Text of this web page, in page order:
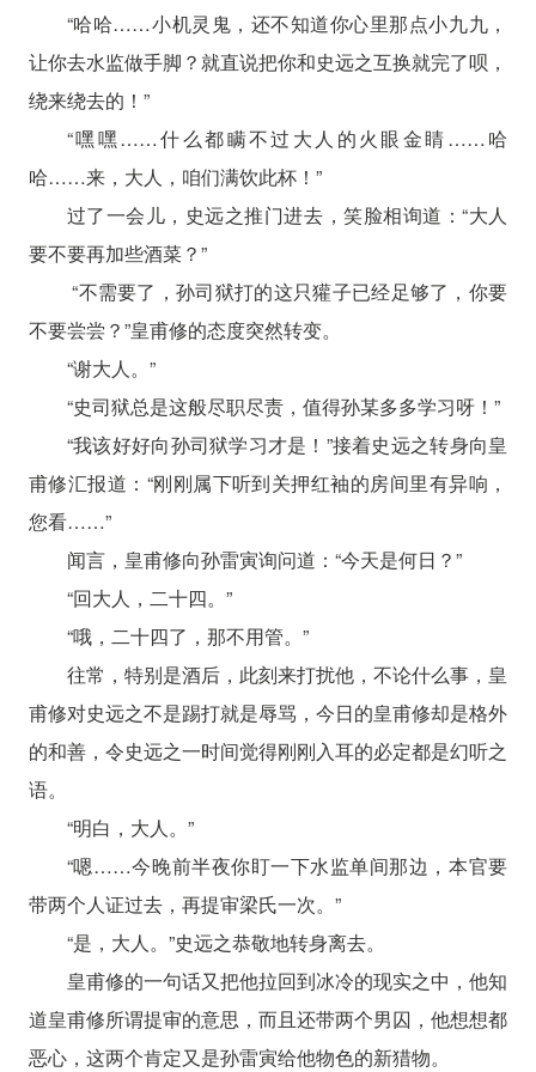
“哈哈……小机灵鬼，还不知道你心里那点小九九，
让你去水监做手脚？就直说把你和史远之互换就完了呗，
绕来绕去的！”
“嘿嘿……什么都瞒不过大人的火眼金睛……哈
哈……来，大人，咱们满饮此杯！”
过了一会儿，史远之推门进去，笑脸相询道：“大人
要不要再加些酒菜？”
“不需要了，孙司狱打的这只獾子已经足够了，你要
不要尝尝？”皇甫修的态度突然转变。
“谢大人。”
“史司狱总是这般尽职尽责，值得孙某多多学习呀！”
“我该好好向孙司狱学习才是！”接着史远之转身向皇
甫修汇报道：“刚刚属下听到关押红袖的房间里有异响，
您看……”
闻言，皇甫修向孙雷寅询问道：“今天是何日？”
“回大人，二十四。”
“哦，二十四了，那不用管。”
往常，特别是酒后，此刻来打扰他，不论什么事，皇
甫修对史远之不是踢打就是辱骂，今日的皇甫修却是格外
的和善，令史远之一时间觉得刚刚入耳的必定都是幻听之
语。
“明白，大人。”
“嗯……今晚前半夜你盯一下水监单间那边，本官要
带两个人证过去，再提审梁氏一次。”
“是，大人。”史远之恭敬地转身离去。
皇甫修的一句话又把他拉回到冰冷的现实之中，他知
道皇甫修所谓提审的意思，而且还带两个男囚，他想想都
恶心，这两个肯定又是孙雷寅给他物色的新猎物。